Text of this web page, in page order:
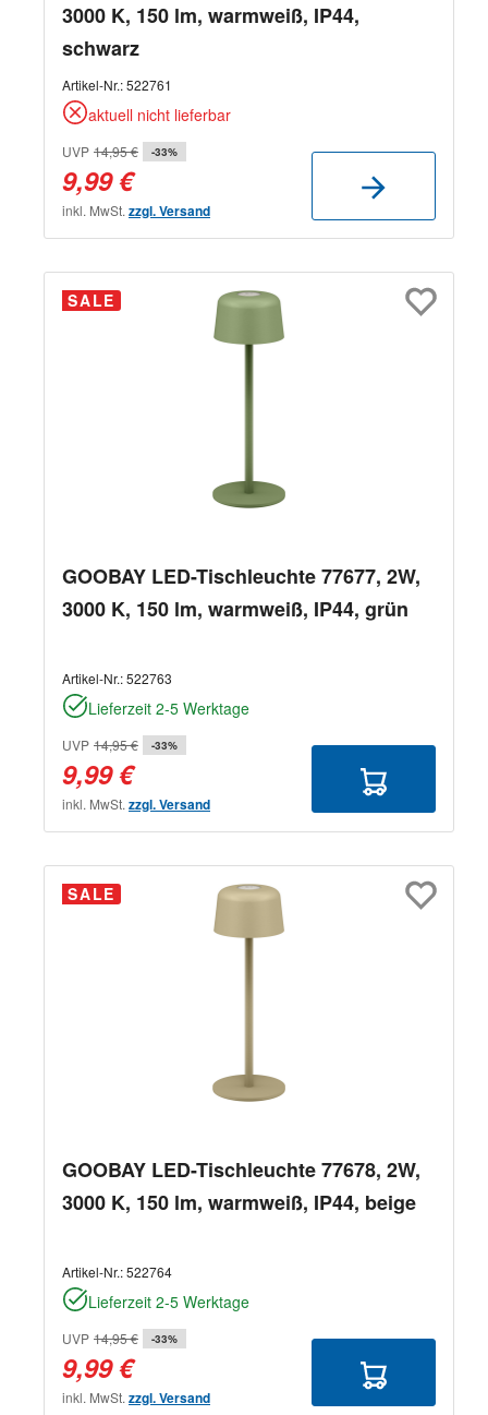
3000 K, 150 lm, warmweiß, IP44,
schwarz
Artikel-Nr.:522761
aktuell nicht lieferbar
UVP 14,95 € -33%
9,99 €
inkl. MwSt. zzgl. Versand
SALE
GOOBAY LED-Tischleuchte 77677, 2W,
3000 K, 150 lm, warmweiß, IP44, grün
Artikel-Nr.:522763
Lieferzeit 2-5 Werktage
UVP 14,95 € -33%
9,99 €
inkl. MwSt. zzgl. Versand
SALE
GOOBAY LED-Tischleuchte 77678, 2W,
3000 K, 150 lm, warmweiß, IP44, beige
Artikel-Nr.:522764
Lieferzeit 2-5 Werktage
UVP 14,95 € -33%
9,99 €
inkl. MwSt. zzgl. Versand